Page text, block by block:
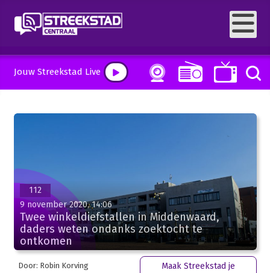
Jouw Streekstad Live
112
9 november 2020, 14:06
Twee winkeldiefstallen in Middenwaard,
daders weten ondanks zoektocht te
ontkomen
Door: Robin Korving
Maak Streekstad je